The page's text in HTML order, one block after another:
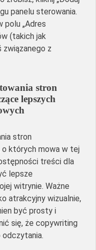
panelu sterowania.
polu „Adres
(takich jak
związanego z
stron
lepszych
stron
których mowa w tej
treści dla
lepsze
witrynie. Ważne
atrakcyjny wizualnie,
być prosty i
się, że copywriting
odczytania.